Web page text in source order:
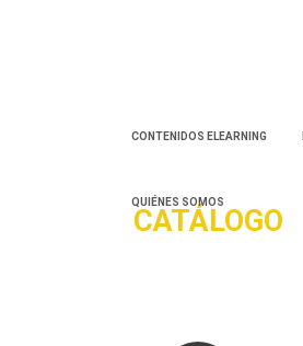
CONTENIDOS ELEARNING
QUIÉNES SOMOS
CATÁLOGO